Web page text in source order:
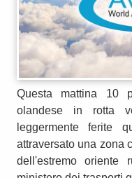
Questa mattina 10
olandese in rotta
leggermente ferite
attraversato una zona
dell'estremo oriente